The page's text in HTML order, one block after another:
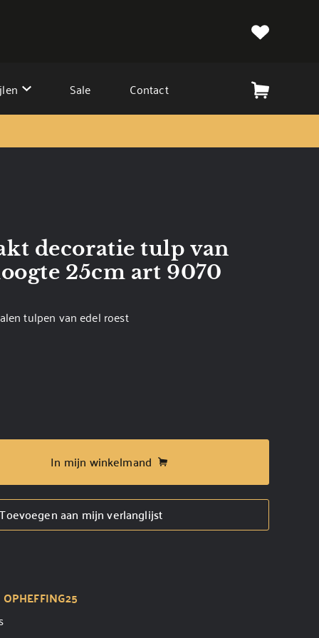
Sale Contact
decoratie tulp van
25cm art 9070
tulpen van edel roest
In mijn winkelmand
Toevoegen aan mijn verlanglijst
OPHEFFING25